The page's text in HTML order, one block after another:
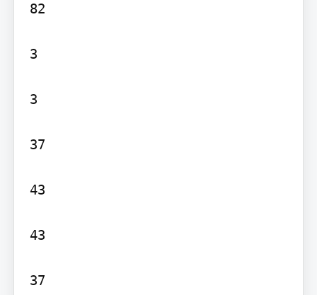
82
3
3
37
43
43
37